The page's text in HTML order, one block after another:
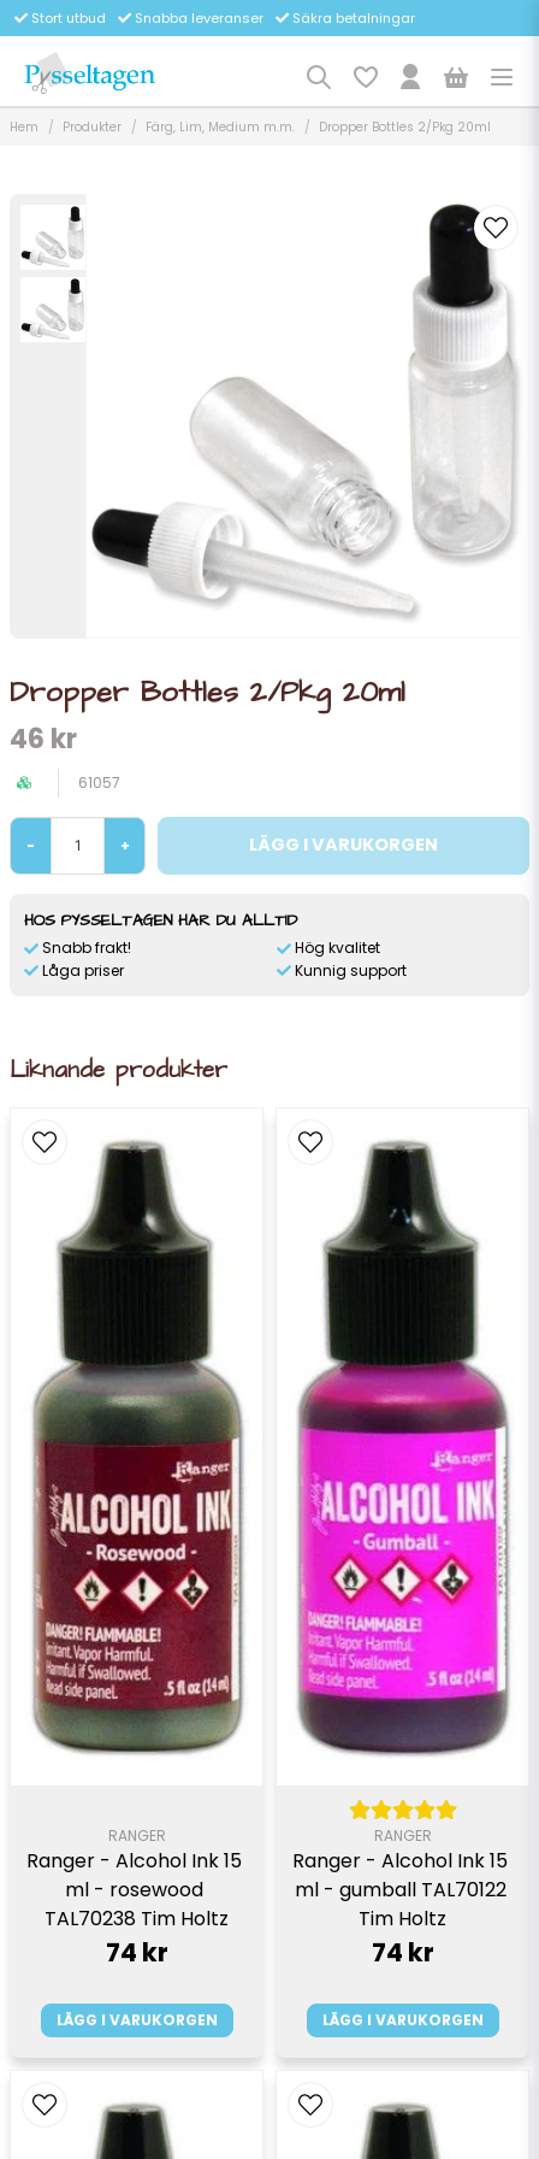
Stort utbud Snabba leveranser Säkra betalningar
Hem Produkter Färg, Lim, Medium m.m. Dropper Bottles 2/Pkg 20ml
Dropper Bottles 2/Pkg 20ml
46 kr
61057
- + LÄGG I VARUKORGEN
HOS PYSSELTAGEN HAR DU ALLTID
Snabb frakt!
Låga priser
Hög kvalitet
Kunnig support
Liknande produkter
RANGER
Ranger - Alcohol Ink 15
ml - rosewood
TAL70238 Tim Holtz
74 kr
LÄGG I VARUKORGEN
RANGER
Ranger - Alcohol Ink 15
ml - gumball TAL70122
Tim Holtz
74 kr
LÄGG I VARUKORGEN